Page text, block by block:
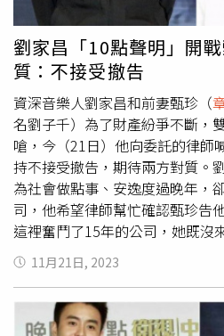
商局替他們註冊登記。」劉家昌
嗎？更令人不能忍受的是公安前
到了我們酒店會計室，在疫情我
年帳本全部沒收，我們唯一合法
去把我的公司暗中凍結了，今天
吏，只能求助中紀委，保護我們
我今年83歲還能要求什麼？只希
壯，唱一次《我是中國人》。」
立衡2日曬照，只見他擺出一張苦
出呆萌表情，疑似在回敬劉家昌
弟！好久不見呀！請多多關注，
劉家昌「10點聲明」開
質：不接受撤告
資深音樂人劉家昌和前妻甄珍（
名劉子千）為了財產紛爭不斷，
嗆，今（21日）他向委託的律師
持不接受撤告，期待兩方對質。
為社會做點事、安逸度過晚年，
司，他希望律師幫忙確認甄珍告
這裡奮鬥了15年的公司，她既沒
會突然變成老闆或法人的？」
點關係：1.請問她跟我是什麼關
雇用我嗎？有付薪水嗎？15年喝
過世後，甄珍才出現，背著我們
11月21日, 2023